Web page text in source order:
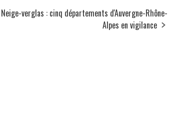
Neige-verglas : cinq départements d'Auvergne-Rhône-
Alpes en vigilance